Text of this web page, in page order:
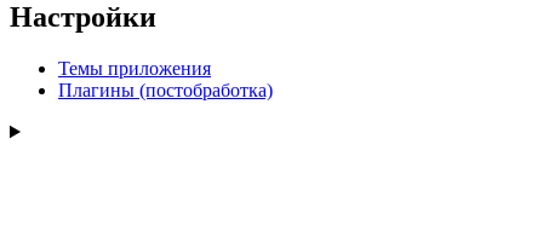
Настройки
Темы приложения
Плагины (постобработка)